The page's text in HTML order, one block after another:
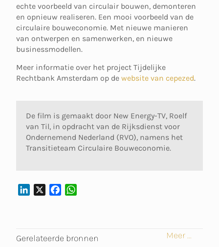
echte voorbeeld van circulair bouwen, demonteren
en opnieuw realiseren. Een mooi voorbeeld van de
circulaire bouweconomie. Met nieuwe manieren
van ontwerpen en samenwerken, en nieuwe
businessmodellen.
Meer informatie over het project Tijdelijke
Rechtbank Amsterdam op de website van cepezed.
De film is gemaakt door New Energy-TV, Roelf
van Til, in opdracht van de Rijksdienst voor
Ondernemend Nederland (RVO), namens het
Transitieteam Circulaire Bouweconomie.
E
B
S
Gerelateerde bronnen Meer ...